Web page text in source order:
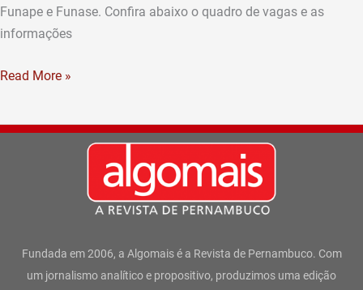
Funape e Funase. Confira abaixo o quadro de vagas e as
informações
Read More »
Fundada em 2006, a Algomais é a Revista de Pernambuco. Com
um jornalismo analítico e propositivo, produzimos uma edição